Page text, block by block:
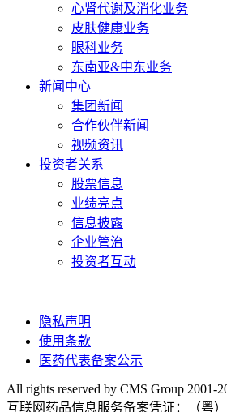
心肾代谢及消化业务
皮肤健康业务
眼科业务
东南亚&中东业务
新闻中心
集团新闻
合作伙伴新闻
视频资讯
投资者关系
股票信息
业绩亮点
信息披露
企业管治
投资者互动
隐私声明
使用条款
医药代表备案公示
All rights reserved by CMS Group 2001-
互联网药品信息服务备案凭证：（粤